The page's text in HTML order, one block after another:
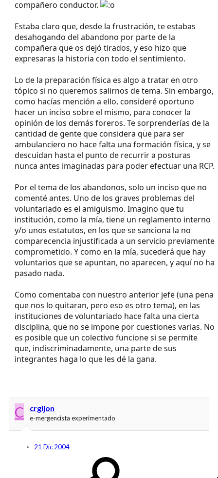
compañero conductor.
Estaba claro que, desde la frustración, te estabas
desahogando del abandono por parte de la
compañera que os dejó tirados, y eso hizo que
expresaras la historia con todo el sentimiento.
Lo de la preparación física es algo a tratar en otro
tópico si no queremos salirnos de tema. Sin embargo,
como hacías mención a ello, consideré oportuno
hacer un inciso sobre el mismo, para conocer la
opinión de los demás foreros. Te sorprenderías de la
cantidad de gente que considera que para ser
ambulanciero no hace falta una formación física, y se
descuidan hasta el punto de recurrir a posturas
nunca antes imaginadas para poder efectuar una RCP.
Por el tema de los abandonos, solo un inciso que no
comenté antes. Uno de los graves problemas del
voluntariado es el amiguismo. Imagino que tu
institución, como la mía, tiene un reglamento interno
y/o unos estatutos, en los que se sanciona la no
comparecencia injustificada a un servicio previamente
comprometido. Y como en la mía, sucederá que hay
voluntarios que se apuntan, no aparecen, y aquí no ha
pasado nada.
Como comentaba con nuestro anterior jefe (una pena
que nos lo quitaran, pero eso es otro tema), en las
instituciones de voluntariado hace falta una cierta
disciplina, que no se impone por cuestiones varias. No
es posible que un colectivo funcione si se permite
que, indiscriminadamente, una parte de sus
integrantes haga lo que les dé la gana.
C crgijon
e-mergencista experimentado
21 Dic 2004